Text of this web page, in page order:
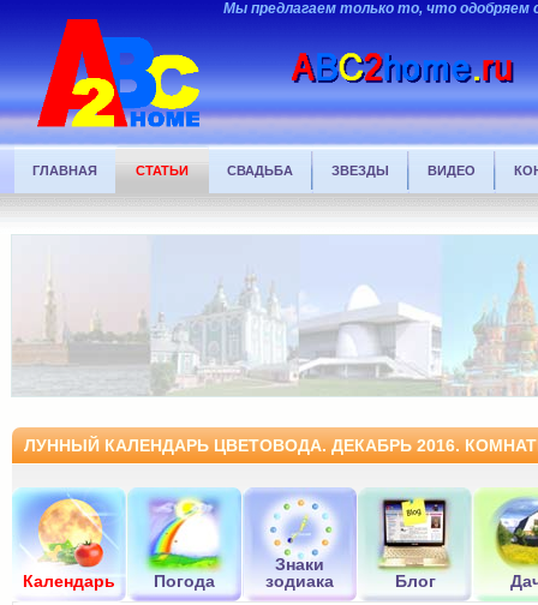
Мы предлагаем только то, что одобряем
ГЛАВНАЯ СТАТЬИ СВАДЬБА ЗВЕЗДЫ ВИДЕО
ЛУННЫЙ КАЛЕНДАРЬ ЦВЕТОВОДА. ДЕКАБРЬ 2016.
Календарь Погода
Знаки
зодиака
Блог